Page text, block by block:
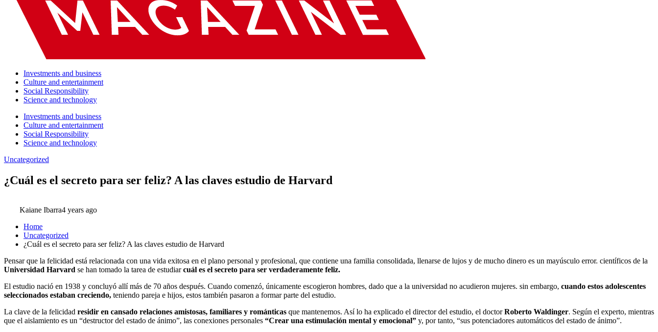
Investments and business
Culture and entertainment
Social Responsibility
Science and technology
Investments and business
Culture and entertainment
Social Responsibility
Science and technology
Uncategorized
¿Cuál es el secreto para ser feliz? A las claves estudio de Harvard
Kaiane Ibarra4 years ago
Home
Uncategorized
¿Cuál es el secreto para ser feliz? A las claves estudio de Harvard
Pensar que la felicidad está relacionada con una vida exitosa en el plano personal y profesional, que contiene una familia consolidada, llenarse de lujos y de mucho dinero es un mayúsculo error. científicos de la
Universidad Harvard se han tomado la tarea de estudiarcuál es el secreto para ser verdaderamente feliz.
El estudio nació en 1938 y concluyó allí más de 70 años después. Cuando comenzó, únicamente escogieron hombres, dado que a la universidad no acudieron mujeres. sin embargo, cuando estos adolescentes
seleccionados estaban creciendo, teniendo pareja e hijos, estos también pasaron a formar parte del estudio.
La clave de la felicidad residir en cansado relaciones amistosas, familiares y románticas que mantenemos. Así lo ha explicado el director del estudio, el doctor Roberto Waldinger. Según el experto, mientras
que el aislamiento es un “destructor del estado de ánimo”, las conexiones personales “Crear una estimulación mental y emocional” y, por tanto, “sus potenciadores automáticos del estado de ánimo”.